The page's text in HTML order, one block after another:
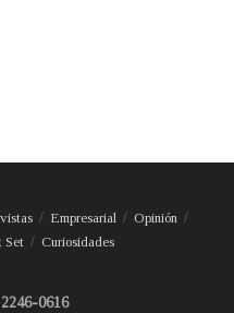
Empresarial
Opinión
Set Curiosidades
0616